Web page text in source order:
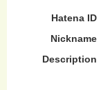
Hatena ID
Nickname
Description